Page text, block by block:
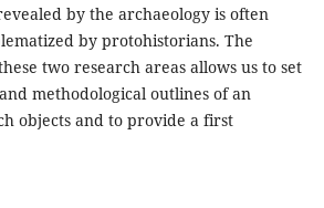
by the archaeology is often
by protohistorians. The
two research areas allows us to set
methodological outlines of an
objects and to provide a first